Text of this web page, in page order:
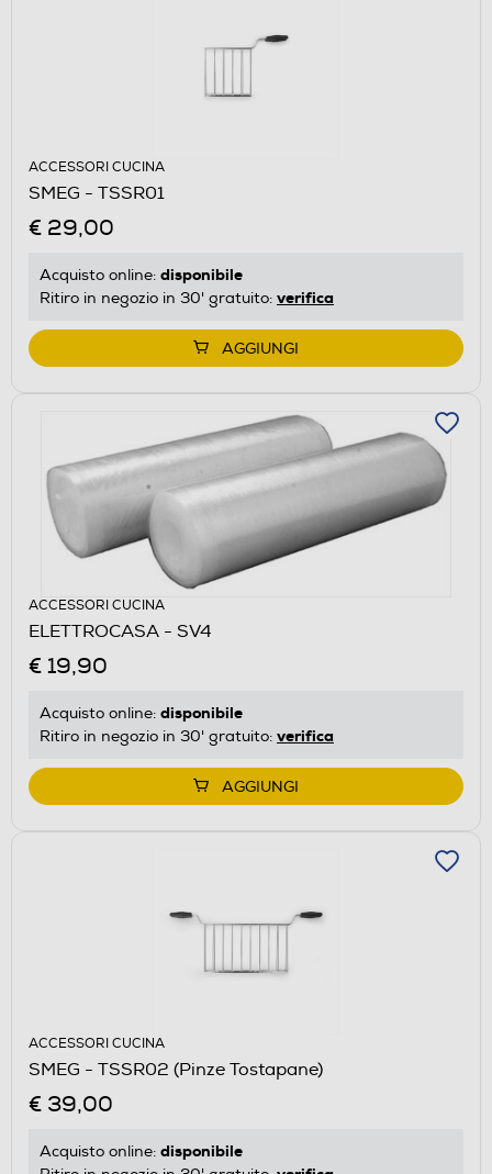
ACCESSORI CUCINA
SMEG - TSSR01
€ 29,00
Acquisto online: disponibile
Ritiro in negozio in 30' gratuito: verifica
AGGIUNGI
ACCESSORI CUCINA
ELETTROCASA - SV4
€ 19,90
Acquisto online: disponibile
Ritiro in negozio in 30' gratuito: verifica
AGGIUNGI
ACCESSORI CUCINA
SMEG - TSSR02 (Pinze Tostapane)
€ 39,00
Acquisto online: disponibile